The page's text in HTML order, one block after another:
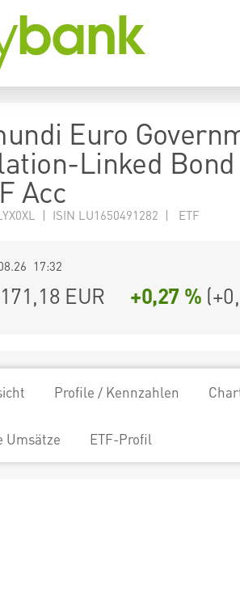
Euro
Linked Bond
Acc
| ISIN LU1650491282 | ETF
17:32
171,18 EUR +0,27 % (
Profile / Kennzahlen
Umsätze ETF-Profil